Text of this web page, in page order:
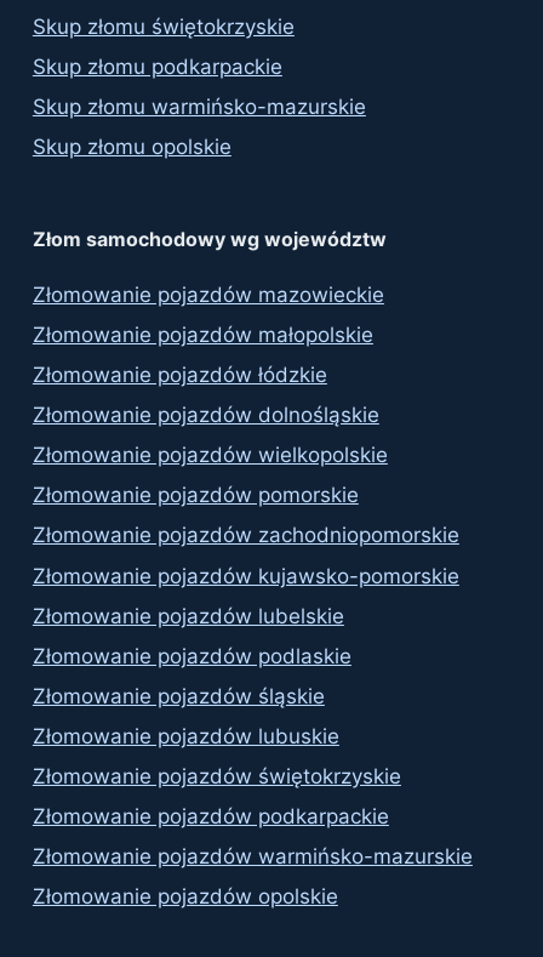
Skup złomu świętokrzyskie
Skup złomu podkarpackie
Skup złomu warmińsko-mazurskie
Skup złomu opolskie
Złom samochodowy wg województw
Złomowanie pojazdów mazowieckie
Złomowanie pojazdów małopolskie
Złomowanie pojazdów łódzkie
Złomowanie pojazdów dolnośląskie
Złomowanie pojazdów wielkopolskie
Złomowanie pojazdów pomorskie
Złomowanie pojazdów zachodniopomorskie
Złomowanie pojazdów kujawsko-pomorskie
Złomowanie pojazdów lubelskie
Złomowanie pojazdów podlaskie
Złomowanie pojazdów śląskie
Złomowanie pojazdów lubuskie
Złomowanie pojazdów świętokrzyskie
Złomowanie pojazdów podkarpackie
Złomowanie pojazdów warmińsko-mazurskie
Złomowanie pojazdów opolskie